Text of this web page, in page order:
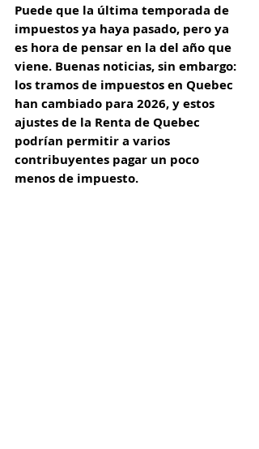
Puede que la última temporada de
impuestos ya haya pasado, pero ya
es hora de pensar en la del año que
viene. Buenas noticias, sin embargo:
los tramos de impuestos en Quebec
han cambiado para 2026, y estos
ajustes de la Renta de Quebec
podrían permitir a varios
contribuyentes pagar un poco
menos de impuesto.